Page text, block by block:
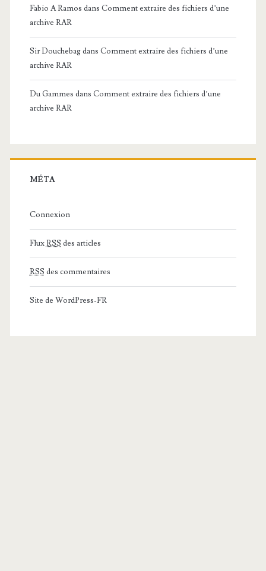
Fabio A Ramos dans Comment extraire des fichiers d’une
archive RAR
Sir Douchebagdans Comment extraire des fichiers d’une
archive RAR
Du Gammes dans Comment extraire des fichiers d’une
archive RAR
MÉTA
Connexion
FluxRSS des articles
RSS des commentaires
Site de WordPress-FR